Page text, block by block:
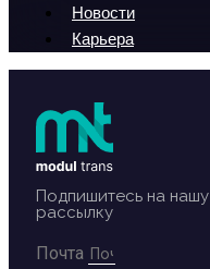
Новости
Карьера
Подпишитесь на нашу
рассылку
Почта